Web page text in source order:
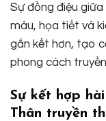
Sự đồng điệu
màu, họa tiết và
gắn kết hơn, tạo
phong cách
Sự kết hợp
Thân truyền